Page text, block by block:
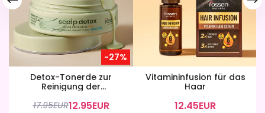
-27%
Detox-Tonerde zur
Reinigung der
17.95EUR12.95EUR
Vitamininfusion für das
Haar
12.45EUR